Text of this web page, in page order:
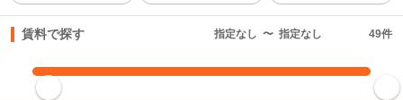
賃料で探す 指定なし 〜 指定なし 49件